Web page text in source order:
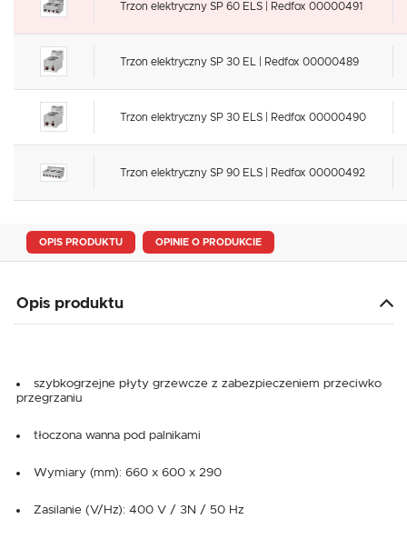
Trzon elektryczny SP 60 ELS | Redfox 00000491
Trzon elektryczny SP 30 EL | Redfox 00000489
Trzon elektryczny SP 30 ELS | Redfox 00000490
Trzon elektryczny SP 90 ELS | Redfox 00000492
OPIS PRODUKTU OPINIE O PRODUKCIE
Opis produktu
szybkogrzejne płyty grzewcze z zabezpieczeniem przeciwko
przegrzaniu
tłoczona wanna pod palnikami
Wymiary (mm): 660 x 600 x 290
Zasilanie (V/Hz): 400 V / 3N / 50 Hz